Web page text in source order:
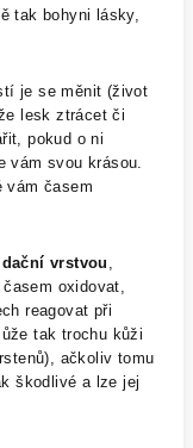
tak bohyni lásky,
je se měnit (život
lesk ztrácet či
pokud o ni
vám svou krásou.
vám časem
vrstvou,
oxidovat,
reagovat při
tak trochu kůži
ačkoliv tomu
škodlivé a lze jej